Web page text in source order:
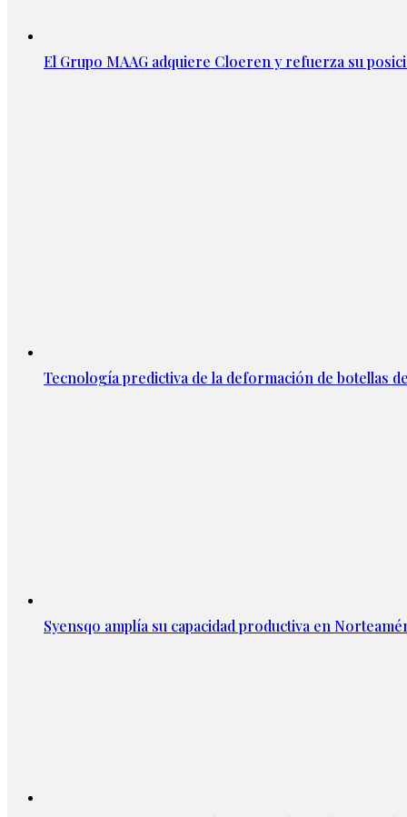
El Grupo MAAG adquiere Cloeren y refuerza su
Tecnología predictiva de la deformación de botellas
Syensqo amplía su capacidad productiva en